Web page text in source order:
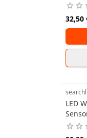
32,50
LED